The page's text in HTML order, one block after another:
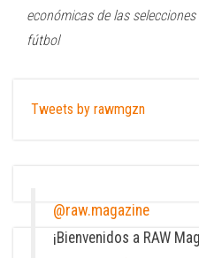
económicas de las
fútbol
Tweets by rawmgzn
@raw.magazine
¡Bienvenidos a RAW